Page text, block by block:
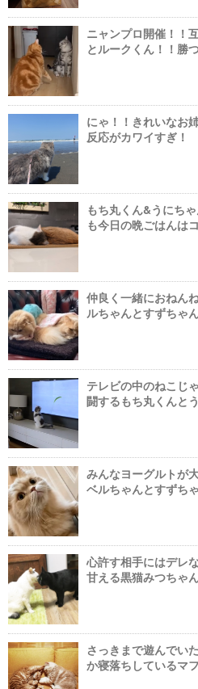
ニャンプロ開催！！
とルークくん！！勝
にゃ！！きれいなお
反応がカワイすぎ！
もち丸くん&うにち
も今日の晩ごはんは
仲良く一緒におねん
ルちゃんとすずちゃ
テレビの中のねこじ
闘するもち丸くんと
みんなヨーグルトが
ベルちゃんとすずち
心許す相手にはデレ
甘える黒猫みつちゃ
さっきまで遊んでい
か寝落ちしているマ